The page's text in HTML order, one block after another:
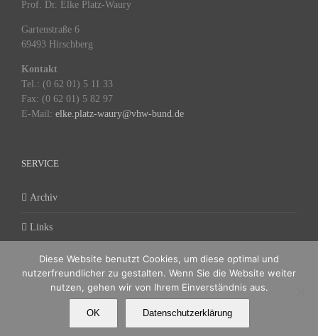
Prof. Dr. Elke Platz-Waury
Gartenstraße 6
69493 Hirschberg
Kontakt
Tel.: (0 62 01) 5 11 33
Fax: (0 62 01) 5 82 97
E-Mail: elke.platz-waury@vhw-bund.de
SERVICE
Archiv
Links
www.vhw-bund.de
Copyright 2026 vhw Landesverband Bremen
Diese Website benutzt Cookies, um diese optimal und
nutzerfreundlicher zu gestalten. Wenn Sie die Website weiter
nutzen, gehen wir von Ihrem Einverständnis aus.
OK Datenschutzerklärung